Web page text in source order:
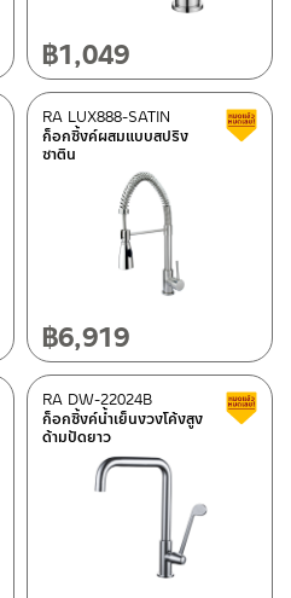
฿1,049
Clearance sale
ก็อกซิ้งค์ผสมแบบสปริง
ซาติน
RA LUX888-SATIN
฿6,919
Clearance sale
ก็อกซิ้งค์น้ำเย็นงวงโค้งสูง
ด้ามปัดยาว
RA DW-22024B